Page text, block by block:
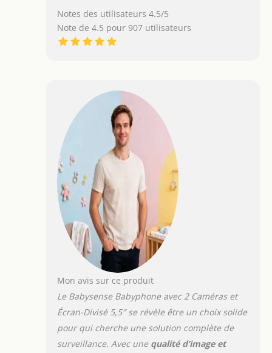
Notes des utilisateurs 4.5/5
Note de 4.5 pour 907 utilisateurs
Mon avis sur ce produit
Le Babysense Babyphone avec 2 Caméras et
Écran-Divisé 5,5″ se révèle être un choix solide
pour qui cherche une solution complète de
surveillance. Avec une qualité d’image et